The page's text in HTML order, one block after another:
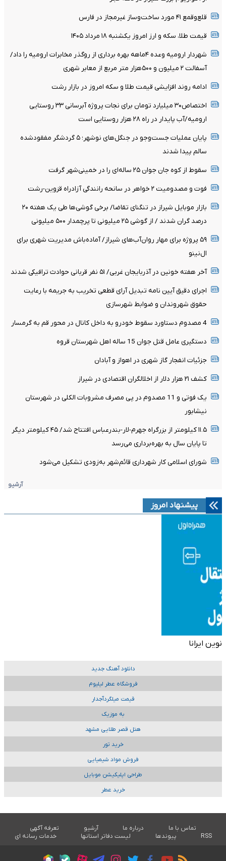
قلع‌وقمع ۴۱ مورد ساخت‌وساز غیرمجاز در فارس
قیمت طلا، سکه و ارز امروز یکشنبه ۱۸ مرداد ۱۴۰۵
شهردار ارومیه وعده ۴ماهه بهره برداری از روگذر مخابرات ارومیه را داد/
آسفالت ۲ میلیون و ۵۰۰هزار متر مربع از معابر شهری
ادامه روند افزایشی قیمت طلا و سکه امروز در بازار رشت
اختصاص۳۰ میلیارد تومان برای نجات پروژه آبرسانی ۳۳ روستایی
ارومیه/آب پایدار در راه ۲۸ هزار روستایی است
پایان عملیات جست‌وجو در جنگل‌های نوشهر؛ ۵ گردشگر مفقودشده
سالم پیدا شدند
سقوط از کوه جان جوان ۲۵ ساله‌ای را در خمینی‌شهر گرفت
فوت و مصدومیت ۲ خواهر در سانحه رانندگی آزادراه قزوین-رشت
بازار موبایل شیراز در تنگنای تقاضا/ برخی گوشی‌ها طی یک هفته ۲۰
درصد گران شدند / از گوشی ۲۵ میلیونی تا پرچمدار ۵۰۰ میلیونی
۵۹ پروژه برای مهار روان‌آب‌های شیراز/ آماده‌باش مدیریت شهری برای
ال‌نینو
آخر هفته خونین در آذربایجان غربی/ ۵۱ نفر قربانی حوادث ترافیکی شدند
اجرای دقیق آیین نامه تبدیل آرای قطعی تخریب به جریمه با رعایت
حقوق شهروندان و ضوابط شهرسازی
4 مصدوم دستاورد سقوط خودرو به داخل کانال در محور قم به گرمسار
دستگیری عامل قتل جوان 15 ساله اهل شهرستان قروه
جزئیات انفجار گاز شهری در اهواز و آبادان
کشف ۲۱ هزار دلار از اخلالگران اقتصادی در شیراز
یک فوتی و 11 مصدوم در پی مصرف مشروبات الکلی در شهرستان
نیشابور
۱۱.۵ کیلومتر از بزرگراه جهرم-لار-بندرعباس افتتاح شد/ ۴۵ کیلومتر دیگر
تا پایان سال به بهره‌برداری می‌رسد
شورای اسلامی کار شهرداری قائم‌شهر به‌زودی تشکیل می‌شود
آرشیو
پیشنهاد امروز
نوین ایرانا
دانلود آهنگ جدید
فروشگاه عطر لیلیوم
قیمت میلگردآجدار
به موزیک
هتل قصر طلایی مشهد
خرید تور
فروش مواد شیمیایی
طراحی اپلیکیشن موبایل
خرید عطر
تماس با ما درباره ما آرشیو
تعرفه آگهی
RSS
پیوندها لیست دفاتر استانها خدمات رسانه ای